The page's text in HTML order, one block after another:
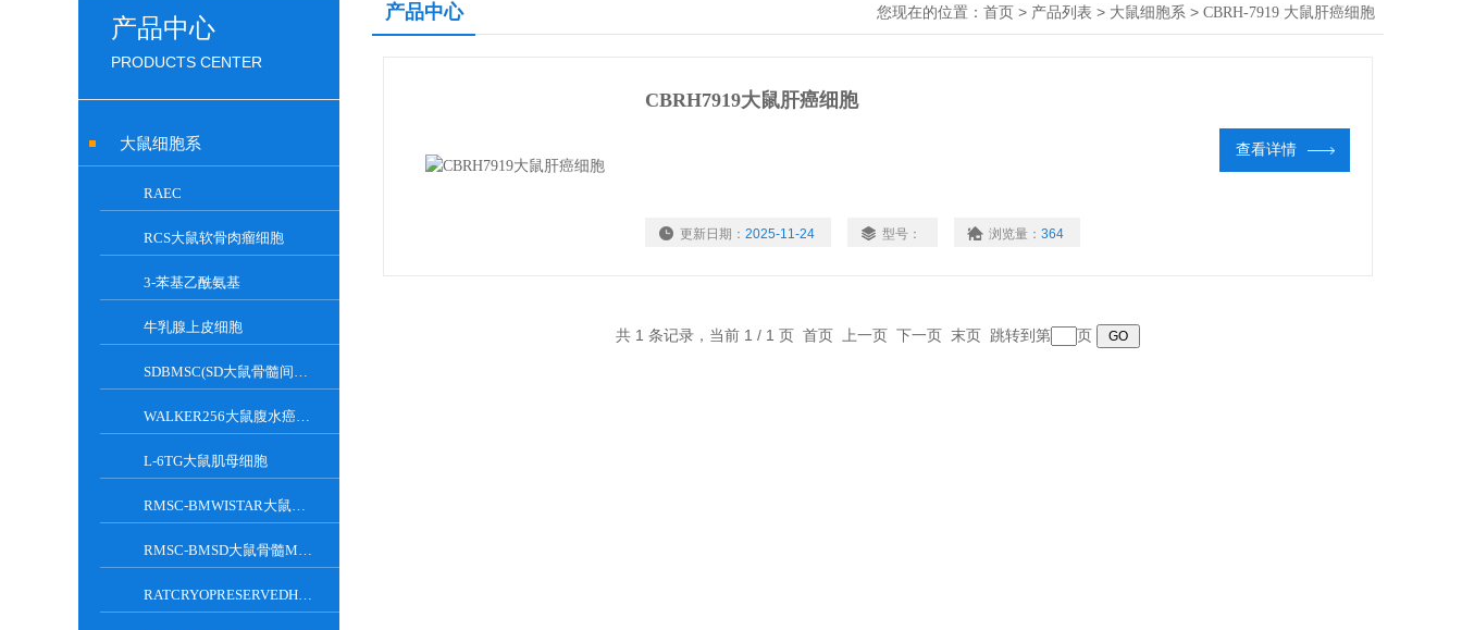
产品中心
PRODUCTS CENTER
大鼠细胞系
RAEC
RCS大鼠软骨肉瘤细胞
3-苯基乙酰氨基
牛乳腺上皮细胞
SDBMSC(SD大鼠骨髓间充质干细胞)
WALKER256大鼠腹水癌细胞
L-6TG大鼠肌母细胞
RMSC-BMWISTAR大鼠骨髓MSC细胞
RMSC-BMSD大鼠骨髓MSC细胞
RATCRYOPRESERVEDHEPATOCYTES大鼠肝脏实质细胞
产品中心 您现在的位置： 首页 > 产品列表 > 大鼠细胞系 > CBRH-7919 大鼠肝癌细胞
CBRH7919大鼠肝癌细胞
更新日期： 2025-11-24 型号： 浏览量： 364
查看详情
共 1 条记录，当前 1 / 1 页 首页 上一页 下一页 末页 跳转到第 页